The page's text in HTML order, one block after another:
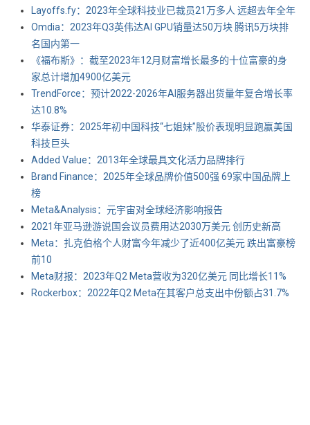
Layoffs.fy：2023年全球科技业已裁员21万多人 远超去年全年
Omdia：2023年Q3英伟达AI GPU销量达50万块 腾讯5万块排
名国内第一
《福布斯》：截至2023年12月财富增长最多的十位富豪的身
家总计增加4900亿美元
TrendForce：预计2022-2026年AI服务器出货量年复合增长率
达10.8%
华泰证券：2025年初中国科技“七姐妹”股价表现明显跑赢美国
科技巨头
Added Value：2013年全球最具文化活力品牌排行
Brand Finance：2025年全球品牌价值500强 69家中国品牌上
榜
Meta&Analysis：元宇宙对全球经济影响报告
2021年亚马逊游说国会议员费用达2030万美元 创历史新高
Meta：扎克伯格个人财富今年减少了近400亿美元 跌出富豪榜
前10
Meta财报：2023年Q2 Meta营收为320亿美元 同比增长11%
Rockerbox：2022年Q2 Meta在其客户总支出中份额占31.7%